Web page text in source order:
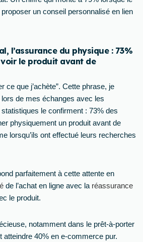
un conseil personnalisé en lien
l’assurance du physique : 73%
le produit avant de
ce que j’achète”. Cette phrase, je
lors de mes échanges avec les
le confirment : 73% des
physiquement un produit avant de
lorsqu’ils ont effectué leurs recherches
parfaitement à cette attente en
de l’achat en ligne avec la réassurance
le produit.
notamment dans le prêt-à-porter
atteindre 40% en e-commerce pur.